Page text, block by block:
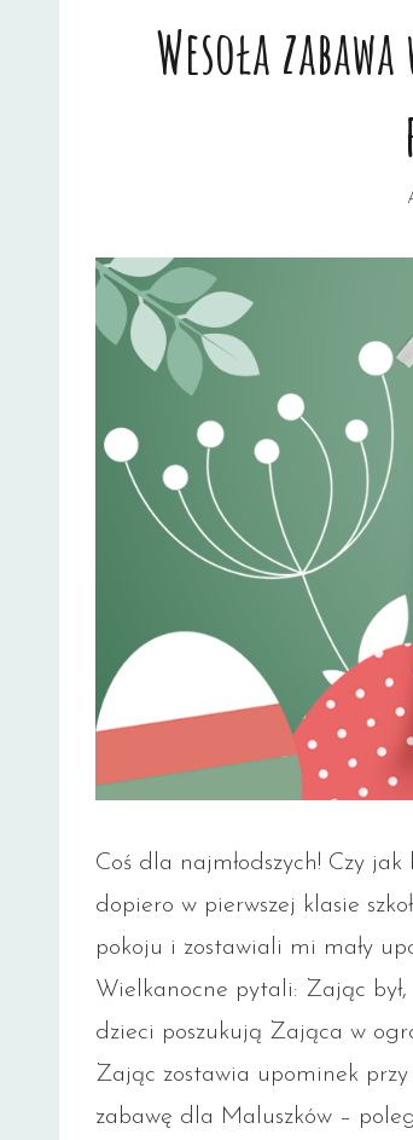
Wesoła
Coś dla najmłodszych! Czy
dopiero w pierwszej klasie
pokoju i zostawiali mi mały
Wielkanocne pytali: Zając był,
dzieci poszukują Zająca w
Zając zostawia upominek
zabawę dla Maluszków –